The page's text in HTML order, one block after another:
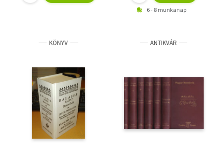
6 - 8 munkanap
KÖNYV ANTIKVÁR